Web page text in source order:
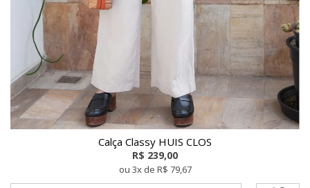
Calça Classy HUIS CLOS
R$ 239,00
ou 3x de R$ 79,67